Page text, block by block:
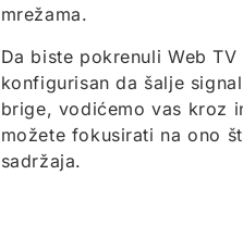
mrežama.
Da biste pokrenuli Web
konfigurisan da šalje
brige, vodićemo vas kroz
možete fokusirati na ono
sadržaja.